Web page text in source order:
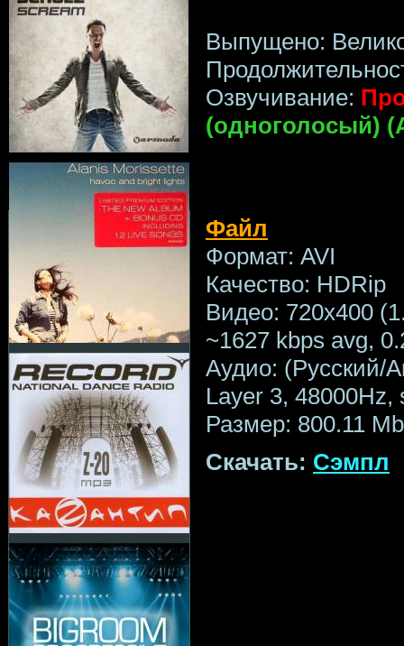
Выпущено:
Озвучивание:
(одноголосый)
Файл
Формат: AVI
Качество: HDRip
Видео: 720x400
~1627 kbps avg,
Аудио: (Русский/
Layer 3, 48000Hz,
Размер: 800.11 Mb
Скачать: Сэмпл